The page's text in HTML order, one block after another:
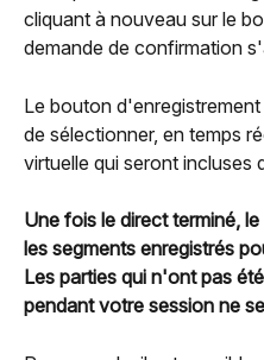
cliquant à nouveau sur le
demande de confirmation
Le bouton
de sélectionner, en temps
virtuelle qui seront incluses
Une fois le direct terminé,
les segments enregistrés
Les parties qui n'ont pas
pendant votre session ne